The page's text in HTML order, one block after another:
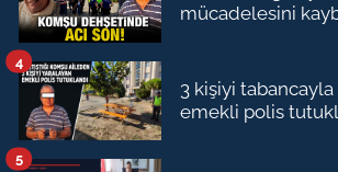
mücadelesini
3 kişiyi
emekli polis
4
5